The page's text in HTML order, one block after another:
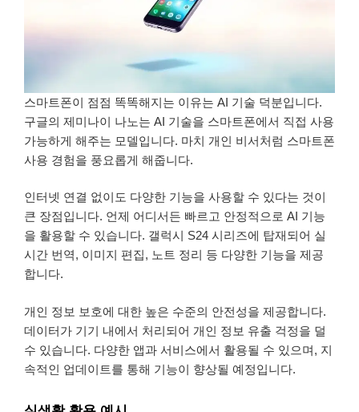
스마트폰이 점점 똑똑해지는 이유는 AI 기술 덕분입니다.
구글의 제미나이 나노는 AI 기술을 스마트폰에서 직접 사용
가능하게 해주는 모델입니다. 마치 개인 비서처럼 스마트폰
사용 경험을 풍요롭게 해줍니다.
인터넷 연결 없이도 다양한 기능을 사용할 수 있다는 것이
큰 장점입니다. 언제 어디서든 빠르고 안정적으로 AI 기능
을 활용할 수 있습니다. 갤럭시 S24 시리즈에 탑재되어 실
시간 번역, 이미지 편집, 노트 정리 등 다양한 기능을 제공
합니다.
개인 정보 보호에 대한 높은 수준의 안전성을 제공합니다.
데이터가 기기 내에서 처리되어 개인 정보 유출 걱정을 덜
수 있습니다. 다양한 앱과 서비스에서 활용될 수 있으며, 지
속적인 업데이트를 통해 기능이 향상될 예정입니다.